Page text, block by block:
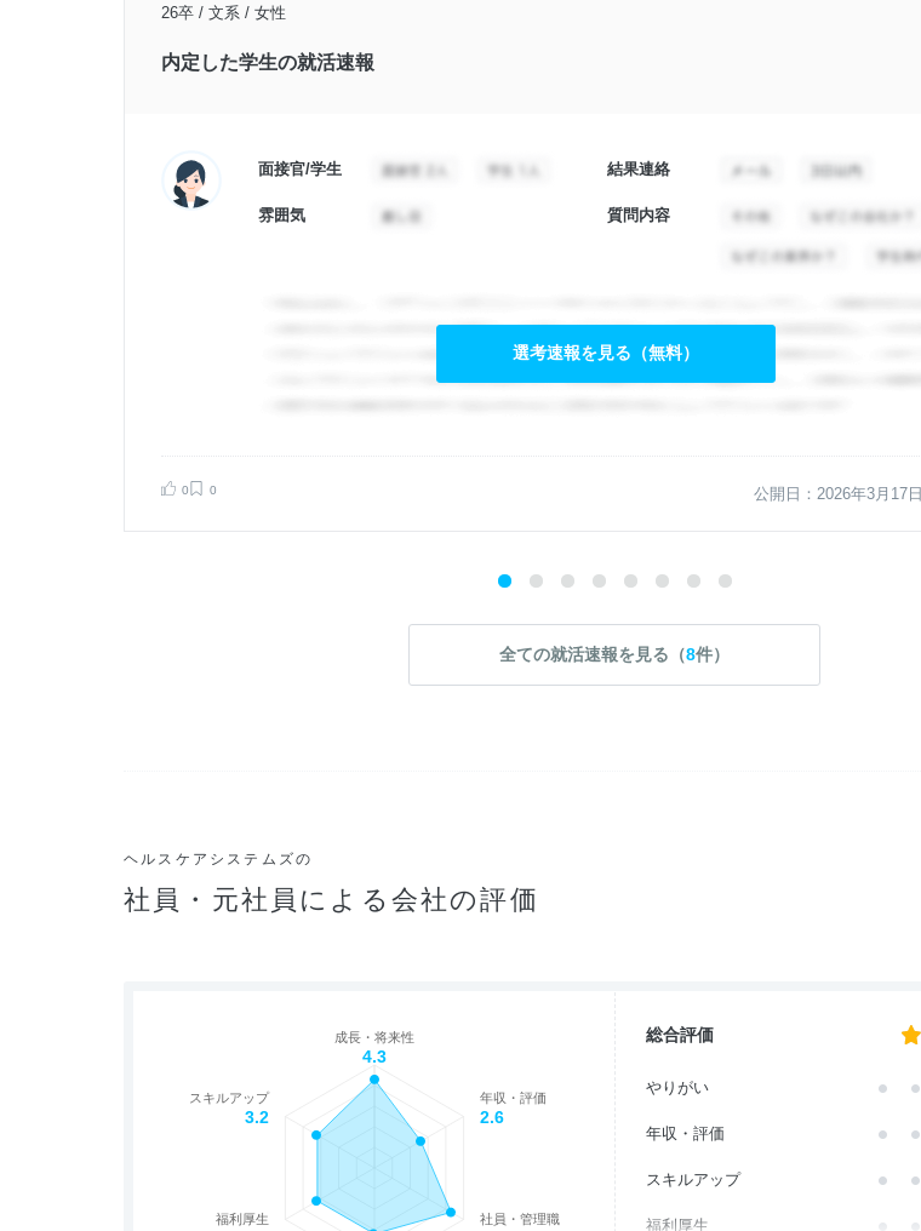
26卒 / 文系 / 女性
内定した学生の就活速報
面接官/学生 結果連絡
雰囲気 質問内容
選考速報を見る（無料）
0 0 公開日：2026年3月17日
全ての就活速報を見る（8件）
ヘルスケアシステムズの
社員・元社員による会社の評価
成長・将来性
4.3
年収・評価
2.6
社員・管理職
福利厚生
スキルアップ
3.2
総合評価
やりがい
年収・評価
スキルアップ
福利厚生